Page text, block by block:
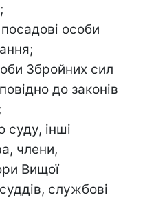
особи
Збройних сил
до законів
суду, інші
члени,
Вищої
суддів, службові